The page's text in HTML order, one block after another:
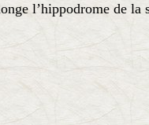
l’hippodrome de la